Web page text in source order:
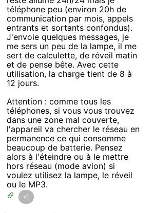
téléphone peu (environ 20h de
communication par mois, appels
entrants et sortants confondus).
J'envoie quelques messages, je
me sers un peu de la lampe, il me
sert de calculette, de réveil matin
et de pense bête. Avec cette
utilisation, la charge tient de 8 à
12 jours.
Attention : comme tous les
téléphones, si vous vous trouvez
dans une zone mal couverte,
l'appareil va chercher le réseau en
permanence ce qui consomme
beaucoup de batterie. Pensez
alors à l'éteindre ou à le mettre
hors réseau (mode avion) si
voulez utilisez la lampe, le réveil
ou le MP3.